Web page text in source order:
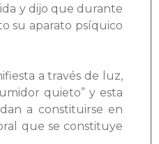
y dijo que durante
su aparato psíquico
a través de luz,
quieto” y esta
a constituirse en
que se constituye